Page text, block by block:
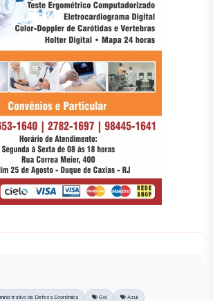
de Defesa Econômica Gol Azul